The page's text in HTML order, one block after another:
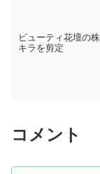
ビューティ花壇の
キラを剪定
コメント